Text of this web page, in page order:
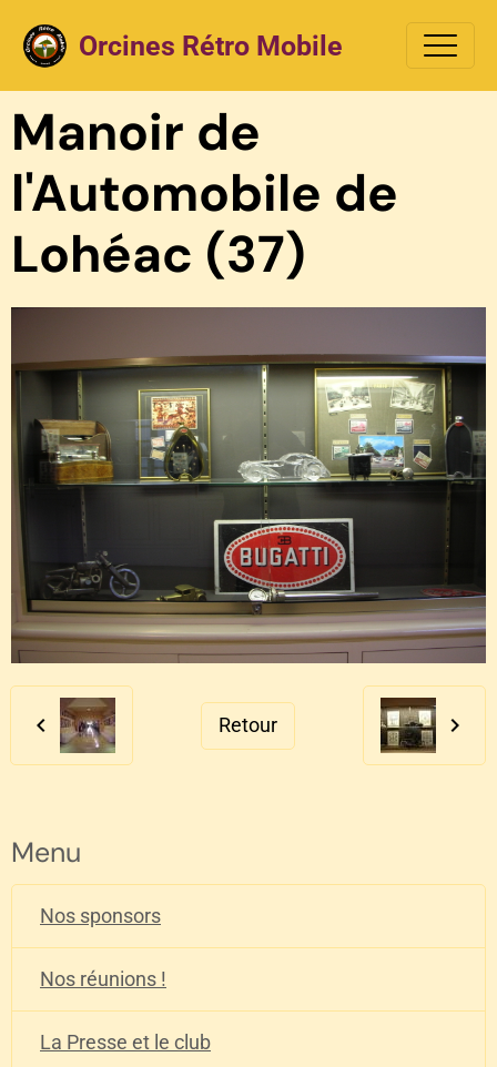
Orcines Rétro Mobile
Manoir de
l'Automobile de
Lohéac (37)
Retour
Menu
Nos sponsors
Nos réunions !
La Presse et le club